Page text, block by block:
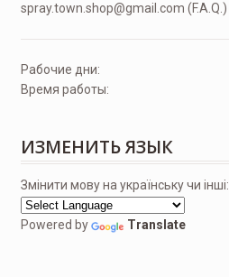
spray.town.shop@gmail.com (F.A.Q.)
Рабочие дни:
Время работы:
ИЗМЕНИТЬ ЯЗЫК
Змінити мову на українську чи інші:
Powered by Translate